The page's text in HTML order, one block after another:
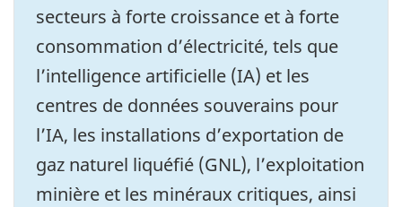
secteurs à forte croissance et à forte
consommation d’électricité, tels que
l’intelligence artificielle (IA) et les
centres de données souverains pour
l’IA, les installations d’exportation de
gaz naturel liquéfié (GNL), l’exploitation
minière et les minéraux critiques, ainsi